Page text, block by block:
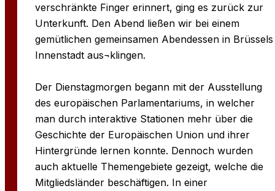
verschränkte Finger erinnert, ging es zurück zur
Unterkunft. Den Abend ließen wir bei einem
gemütlichen gemeinsamen Abendessen in Brüssels
Innenstadt aus¬klingen.
Der Dienstagmorgen begann mit der Ausstellung
des europäischen Parlamentariums, in welcher
man durch interaktive Stationen mehr über die
Geschichte der Europäischen Union und ihrer
Hintergründe lernen konnte. Dennoch wurden
auch aktuelle Themengebiete gezeigt, welche die
Mitgliedsländer beschäftigen. In einer